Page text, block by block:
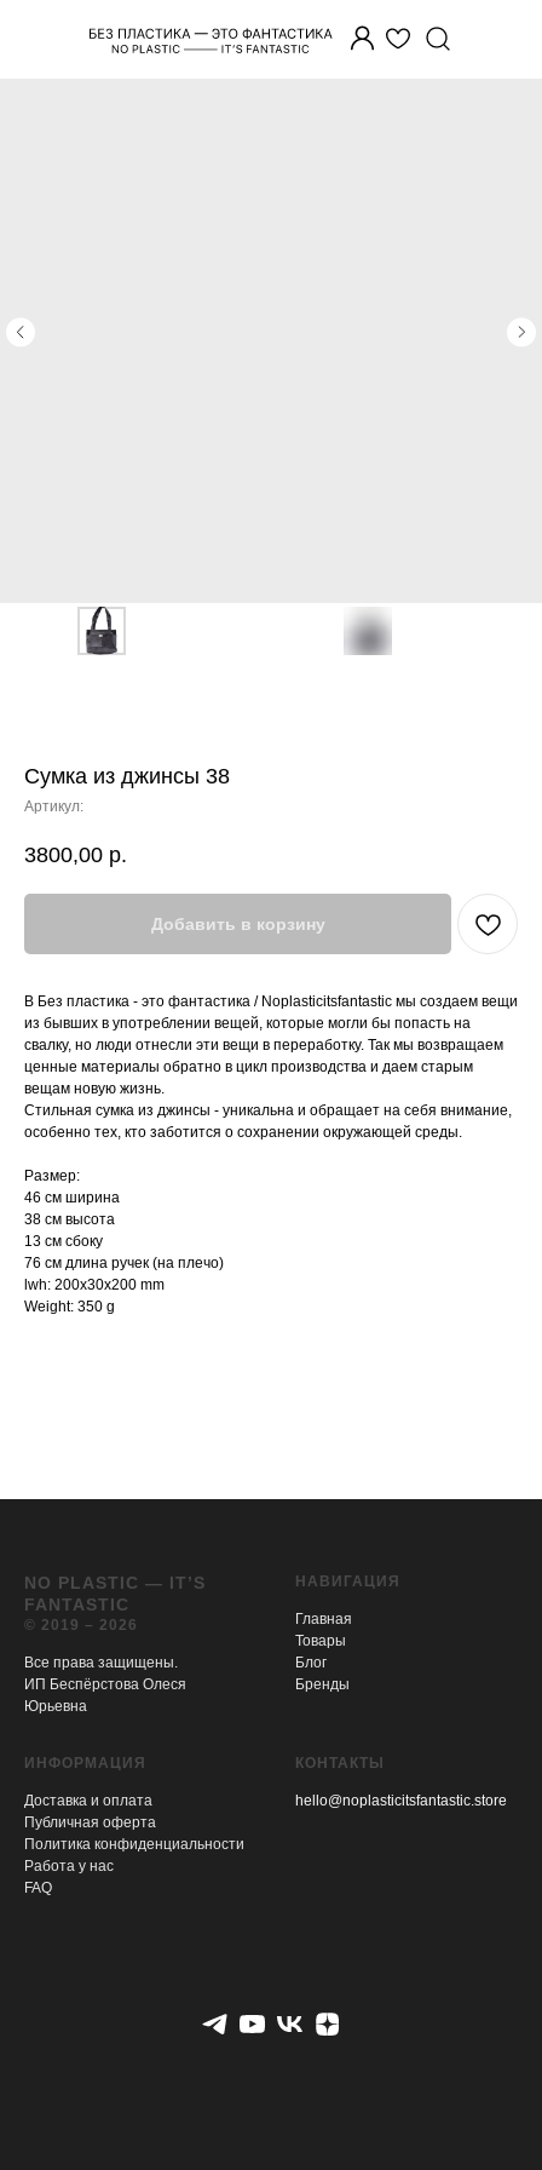
Сумка из джинсы 38
Артикул:
3800,00 р.
Добавить в корзину
В Без пластика - это фантастика / Noplasticitsfantastic мы создаем вещи
из бывших в употреблении вещей, которые могли бы попасть на
свалку, но люди отнесли эти вещи в переработку. Так мы возвращаем
ценные материалы обратно в цикл производства и даем старым
вещам новую жизнь.
Стильная сумка из джинсы - уникальна и обращает на себя внимание,
особенно тех, кто заботится о сохранении окружающей среды.
Размер:
46 см ширина
38 см высота
13 см сбоку
76 см длина ручек (на плечо)
lwh: 200x30x200 mm
Weight: 350 g
NO PLASTIC — IT’S
FANTASTIC
© 2019 – 2026
Все права защищены.
ИП Беспёрстова Олеся
Юрьевна
НАВИГАЦИЯ
Главная
Товары
Блог
Бренды
ИНФОРМАЦИЯ
Доставка и оплата
Публичная оферта
Политика конфиденциальности
Работа у нас
FAQ
КОНТАКТЫ
hello@noplasticitsfantastic.store